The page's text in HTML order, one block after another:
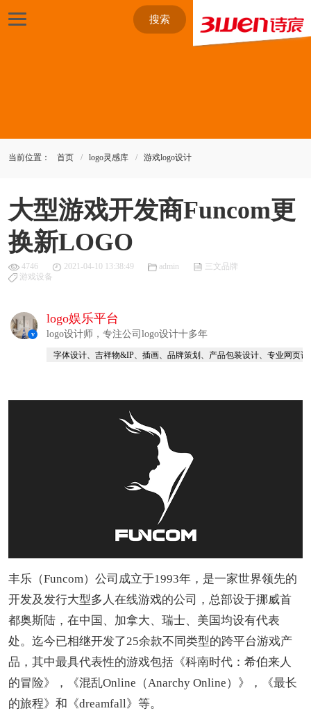
搜索
当前位置： 首页 logo灵感库 游戏logo设计
大型游戏开发商Funcom更
换新LOGO
4746 2021-04-10 13:38:49 admin
三文品牌
游戏设备
v
logo娱乐平台
logo设计师，专注公司logo设计十多年
字体设计、吉祥物&IP、插画、品牌策划、产品包装设计、专业网页设
丰乐（Funcom）公司成立于1993年，是一家世界领先的
开发及发行大型多人在线游戏的公司，总部设于挪威首
都奥斯陆，在中国、加拿大、瑞士、美国均设有代表
处。迄今已相继开发了25余款不同类型的跨平台游戏产
品，其中最具代表性的游戏包括《科南时代：希伯来人
的冒险》，《混乱Online（Anarchy Online）》，《最长
的旅程》和《dreamfall》等。